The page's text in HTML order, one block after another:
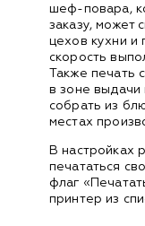
шеф-повара,
заказу, может
цехов кухни и
скорость
Также печать
в зоне выдачи
собрать из
местах
В настройках
печататься
флаг
принтер из